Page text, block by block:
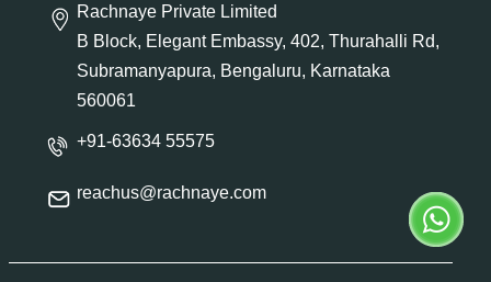
Rachnaye Private Limited
B Block, Elegant Embassy, 402, Thurahalli Rd,
Subramanyapura, Bengaluru, Karnataka
560061
+91-63634 55575
reachus@rachnaye.com